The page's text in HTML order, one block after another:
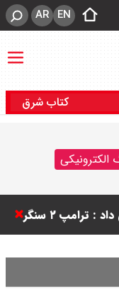
EN
AR
کتاب شرق
الکترونیکی
فصل اول لیگ
سی ان ان گزارش داد : ترامپ ۲ سنگر